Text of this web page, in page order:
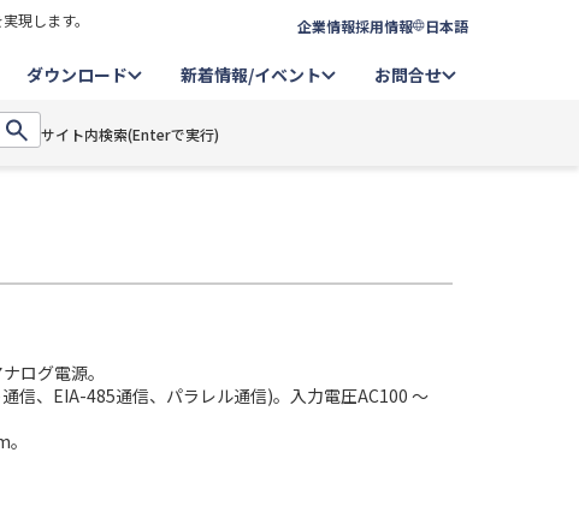
現します。 企業情報採用情報 日本語
ダウンロード 新着情報/イベント お問合せ
サイト内検索(Enterで実行)
ログ電源。
信、EIA-485通信、パラレル通信)。入力電圧AC100 ～